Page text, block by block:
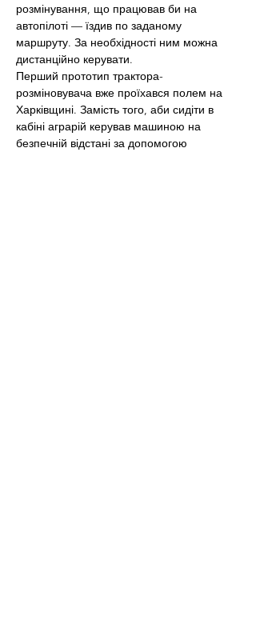
розмінування, що працював би на
автопілоті — їздив по заданому
маршруту. За необхідності ним можна
дистанційно керувати.
Перший прототип трактора-
розміновувача вже проїхався полем на
Харківщині. Замість того, аби сидіти в
кабіні аграрій керував машиною на
безпечній відстані за допомогою